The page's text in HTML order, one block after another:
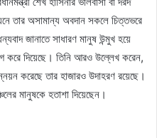
তার অসামান্য অবদান সকলে চিত্তভরে
জানাতে সাধারণ মানুষ উন্মুখ হয়ে
করে দিয়েছে। তিনি আরও উল্লেখ করেন,
করেছে তার হাজারও উদাহরণ রয়েছে।
মানুষকে হতাশা দিয়েছেন।